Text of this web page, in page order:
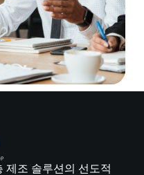
제조 솔루션의 선도적